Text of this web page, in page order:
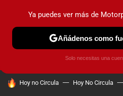
PRUEBAS INDUSTRIA HOY
HOY SE HABLA DE
Hoy no Circula Hoy No Circula
Ya puedes ver más de
Añádenos como
Solo necesitas una